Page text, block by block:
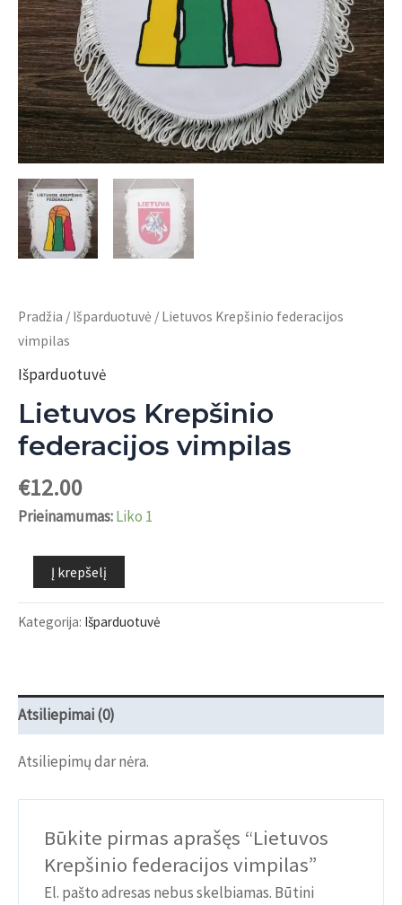
Pradžia / Išparduotuvė / Lietuvos Krepšinio federacijos
vimpilas
Išparduotuvė
Lietuvos Krepšinio
federacijos vimpilas
€12.00
Prieinamumas:Liko 1
produkto
kiekis:
Lietuvos
Į krepšelį
Kategorija: Išparduotuvė
Atsiliepimai (0)
Atsiliepimų dar nėra.
Būkite pirmas aprašęs “Lietuvos
Krepšinio federacijos vimpilas”
El. pašto adresas nebus skelbiamas. Būtini